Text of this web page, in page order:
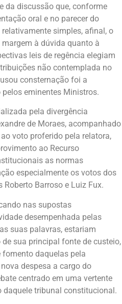
da discussão que, conforme
oral e no parecer do
simples, afinal, o
à dúvida quanto à
leis de regência elegiam
não contemplada no
consternação foi a
eminentes Ministros.
pela divergência
de Moraes, acompanhado
voto proferido pela relatora,
ao Recurso
as normas
especialmente os votos dos
Barroso e Luiz Fux.
nas supostas
desempenhada pelas
suas palavras, estariam
sua principal fonte de custeio,
fomento daquelas pela
despesa a cargo do
centrado em uma vertente
tribunal constitucional.